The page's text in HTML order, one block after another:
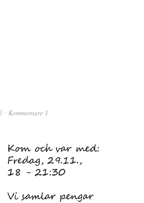
Kommentare 1